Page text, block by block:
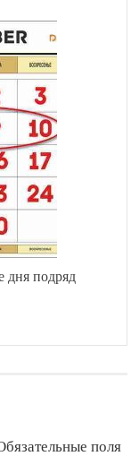
дня подряд
поля